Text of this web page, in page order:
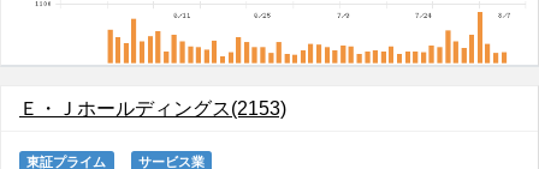
Ｅ・Ｊホールディングス(2153)
東証プライム サービス業